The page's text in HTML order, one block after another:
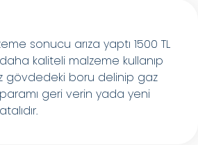
sonucu arıza yaptı 1500 TL
kaliteli malzeme kullanıp
gövdedeki boru delinip gaz
geri verin yada yeni